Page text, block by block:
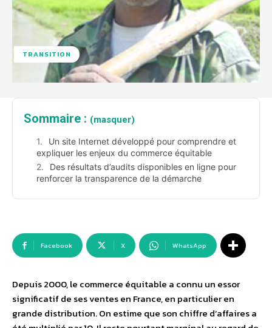
TRANSITION
Sommaire : (masquer)
Un site Internet développé pour comprendre et
expliquer les enjeux du commerce équitable
Des résultats d’audits disponibles en ligne pour
renforcer la transparence de la démarche
Facebook X WhatsApp
Depuis 2000, le commerce équitable a connu un essor
significatif de ses ventes en France, en particulier en
grande distribution. On estime que son chiffre d’affaires a